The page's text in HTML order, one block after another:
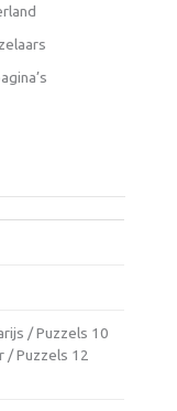
/ Puzzels 10
/ Puzzels 12